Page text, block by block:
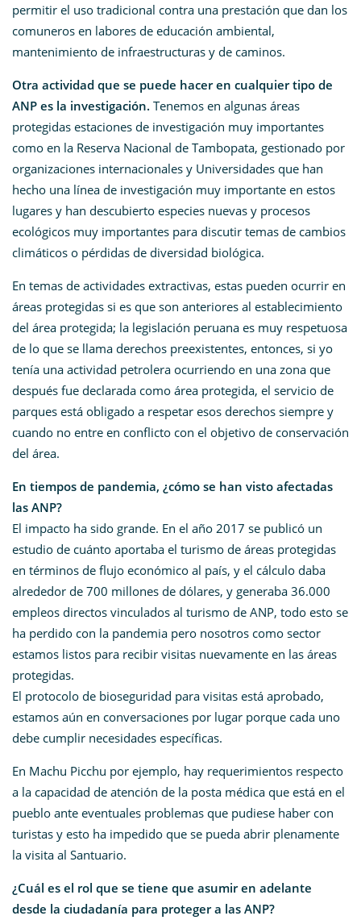
permitir el uso tradicional contra una prestación que dan los
comuneros en labores de educación ambiental,
mantenimiento de infraestructuras y de caminos.
Otra actividad que se puede hacer en cualquier tipo de
ANP es la investigación. Tenemos en algunas áreas
protegidas estaciones de investigación muy importantes
como en la Reserva Nacional de Tambopata, gestionado por
organizaciones internacionales y Universidades que han
hecho una línea de investigación muy importante en estos
lugares y han descubierto especies nuevas y procesos
ecológicos muy importantes para discutir temas de cambios
climáticos o pérdidas de diversidad biológica.
En temas de actividades extractivas, estas pueden ocurrir en
áreas protegidas si es que son anteriores al establecimiento
del área protegida; la legislación peruana es muy respetuosa
de lo que se llama derechos preexistentes, entonces, si yo
tenía una actividad petrolera ocurriendo en una zona que
después fue declarada como área protegida, el servicio de
parques está obligado a respetar esos derechos siempre y
cuando no entre en conflicto con el objetivo de conservación
del área.
En tiempos de pandemia, ¿cómo se han visto afectadas
las ANP?
El impacto ha sido grande. En el año 2017 se publicó un
estudio de cuánto aportaba el turismo de áreas protegidas
en términos de flujo económico al país, y el cálculo daba
alrededor de 700 millones de dólares, y generaba 36.000
empleos directos vinculados al turismo de ANP, todo esto se
ha perdido con la pandemia pero nosotros como sector
estamos listos para recibir visitas nuevamente en las áreas
protegidas.
El protocolo de bioseguridad para visitas está aprobado,
estamos aún en conversaciones por lugar porque cada uno
debe cumplir necesidades específicas.
En Machu Picchu por ejemplo, hay requerimientos respecto
a la capacidad de atención de la posta médica que está en el
pueblo ante eventuales problemas que pudiese haber con
turistas y esto ha impedido que se pueda abrir plenamente
la visita al Santuario.
¿Cuál es el rol que se tiene que asumir en adelante
desde la ciudadanía para proteger a las ANP?